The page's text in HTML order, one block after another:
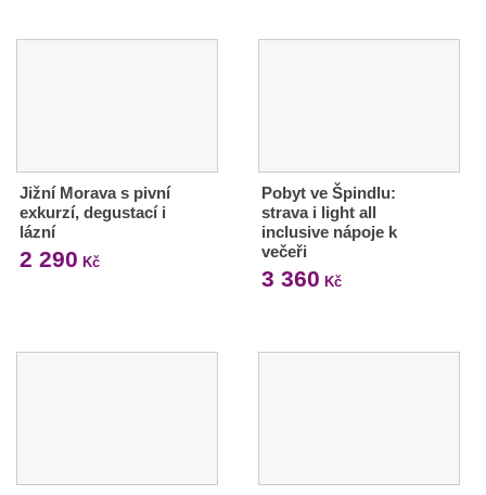
Jižní Morava s pivní
exkurzí, degustací i
lázní
2 290 Kč
Pobyt ve Špindlu:
strava i light all
inclusive nápoje k
večeři
3 360 Kč